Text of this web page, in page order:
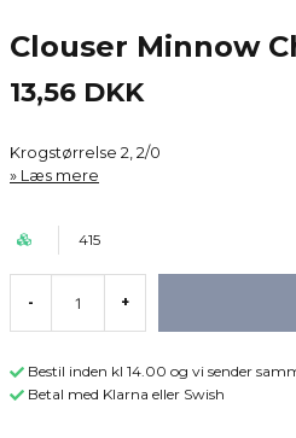
Clouser Minnow
13,56 DKK
Krogstørrelse 2, 2/0
Læs mere
415
- +
Bestil inden kl 14.00 og vi sender
Betal med Klarna eller Swish